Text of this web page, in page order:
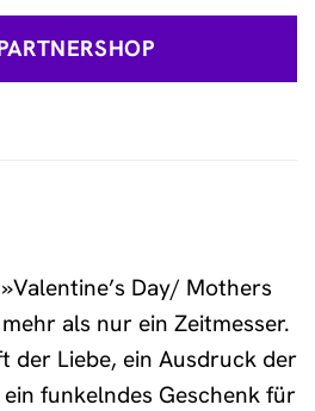
Day/ Mothers
als nur ein Zeitmesser.
der Liebe, ein Ausdruck der
funkelndes Geschenk für